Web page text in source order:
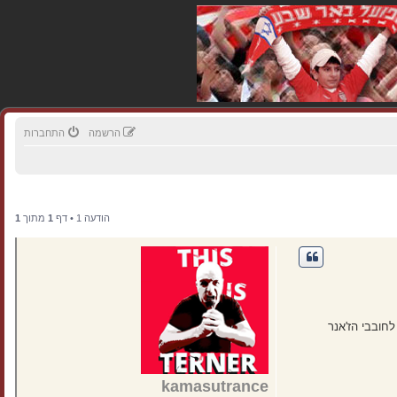
התחברות הרשמה
הודעה 1 • דף 1 מתוך 1
kamasutrance
הז'אנר